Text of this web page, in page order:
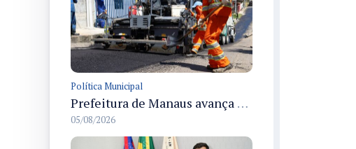
Política Municipal
Prefeitura de Manaus avança com recapeamento no Parque Rio Solimões e cobre cerca de 30 ruas
05/08/2026